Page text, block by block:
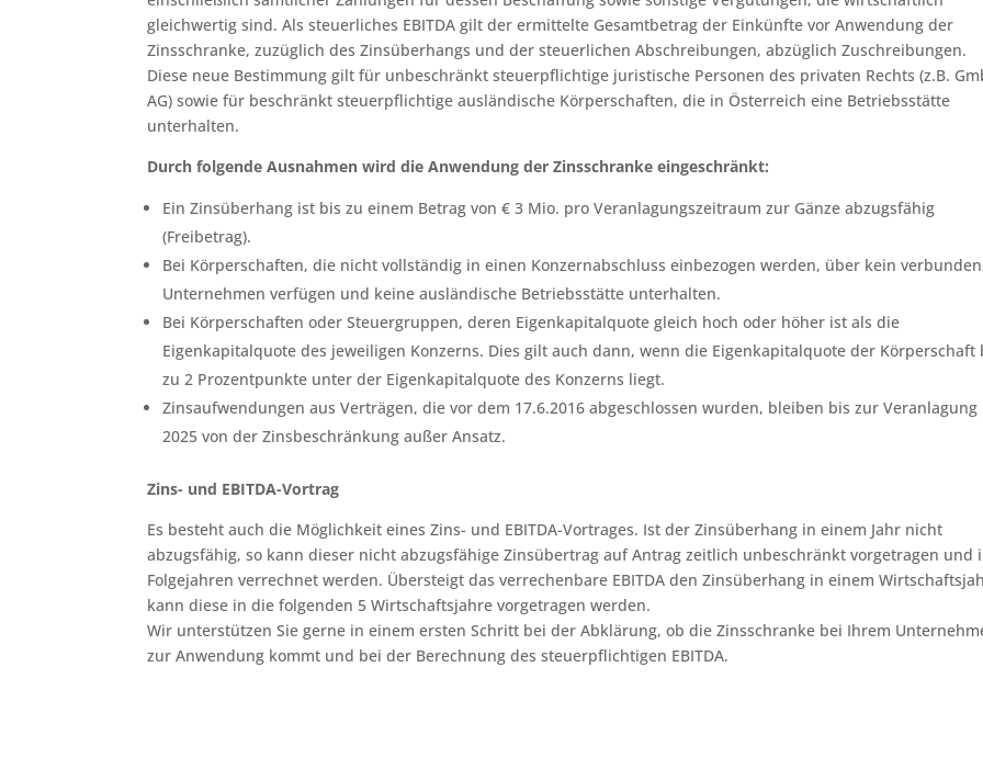
gleichwertig sind. Als steuerliches EBITDA gilt der ermittelte Gesamtbetrag der Einkünfte vor Anwendung der
Zinsschranke, zuzüglich des Zinsüberhangs und der steuerlichen Abschreibungen, abzüglich Zuschreibungen.
Diese neue Bestimmung gilt für unbeschränkt steuerpflichtige juristische Personen des privaten Rechts (z.B.
AG) sowie für beschränkt steuerpflichtige ausländische Körperschaften, die in Österreich eine Betriebsstätte
unterhalten.
Durch folgende Ausnahmen wird die Anwendung der Zinsschranke eingeschränkt:
Ein Zinsüberhang ist bis zu einem Betrag von € 3 Mio. pro Veranlagungszeitraum zur Gänze abzugsfähig
(Freibetrag).
Bei Körperschaften, die nicht vollständig in einen Konzernabschluss einbezogen werden, über kein
Unternehmen verfügen und keine ausländische Betriebsstätte unterhalten.
Bei Körperschaften oder Steuergruppen, deren Eigenkapitalquote gleich hoch oder höher ist als die
Eigenkapitalquote des jeweiligen Konzerns. Dies gilt auch dann, wenn die Eigenkapitalquote der Körperschaft
zu 2 Prozentpunkte unter der Eigenkapitalquote des Konzerns liegt.
Zinsaufwendungen aus Verträgen, die vor dem 17.6.2016 abgeschlossen wurden, bleiben bis zur Veranlagung
2025 von der Zinsbeschränkung außer Ansatz.
Zins- und EBITDA-Vortrag
Es besteht auch die Möglichkeit eines Zins- und EBITDA-Vortrages. Ist der Zinsüberhang in einem Jahr nicht
abzugsfähig, so kann dieser nicht abzugsfähige Zinsübertrag auf Antrag zeitlich unbeschränkt vorgetragen und
Folgejahren verrechnet werden. Übersteigt das verrechenbare EBITDA den Zinsüberhang in einem
kann diese in die folgenden 5 Wirtschaftsjahre vorgetragen werden.
Wir unterstützen Sie gerne in einem ersten Schritt bei der Abklärung, ob die Zinsschranke bei Ihrem
zur Anwendung kommt und bei der Berechnung des steuerpflichtigen EBITDA.